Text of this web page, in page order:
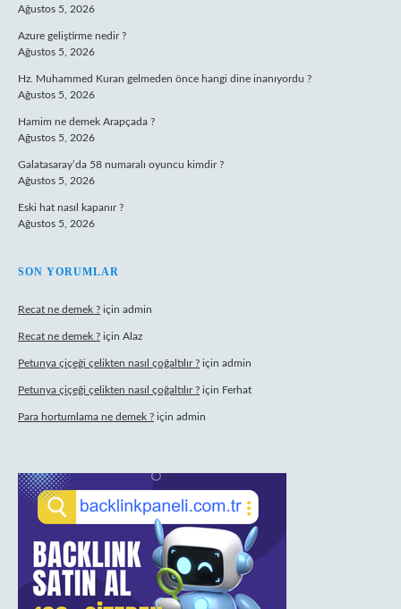
Ağustos 5, 2026
Azure geliştirme nedir ?
Ağustos 5, 2026
Hz. Muhammed Kuran gelmeden önce hangi dine inanıyordu ?
Ağustos 5, 2026
Hamim ne demek Arapçada ?
Ağustos 5, 2026
Galatasaray’da 58 numaralı oyuncu kimdir ?
Ağustos 5, 2026
Eski hat nasıl kapanır ?
Ağustos 5, 2026
SON YORUMLAR
Recat ne demek ? için admin
Recat ne demek ? için Alaz
Petunya çiçeği çelikten nasıl çoğaltılır ? için admin
Petunya çiçeği çelikten nasıl çoğaltılır ? için Ferhat
Para hortumlama ne demek ? için admin